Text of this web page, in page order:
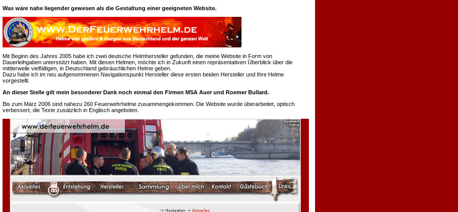
Was wäre nahe liegender gewesen als die Gestaltung einer geeigneten Website.
Mit Beginn des Jahres 2005 habe ich zwei deutsche Helmhersteller gefunden, die meine Website in Form von
Dauerleihgaben unterstützt haben. Mit diesen Helmen, möchte ich in Zukunft einen repräsentativen Überblick über die
mittlerweile vielfältigen, in Deutschland gebräuchlichen Helme geben.
Dazu habe ich im neu aufgenommenen Navigationspunkt Hersteller diese ersten beiden Hersteller und Ihre Helme
vorgestellt.
An dieser Stelle gilt mein besonderer Dank noch einmal den Firmen MSA Auer und Roemer Bullard.
Bis zum März 2006 sind nahezu 260 Feuerwehrhelme zusammengekommen. Die Website wurde überarbeitet, optisch
verbessert, die Texte zusätzlich in Englisch angeboten.